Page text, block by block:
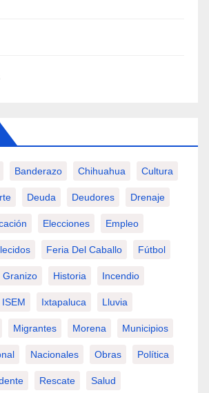
Banderazo Chihuahua Cultura
Deuda Deudores Drenaje
Elecciones Empleo
Feria Del Caballo Fútbol
Granizo Historia Incendio
ISEM Ixtapaluca Lluvia
Migrantes Morena Municipios
Nacionales Obras Política
Rescate Salud